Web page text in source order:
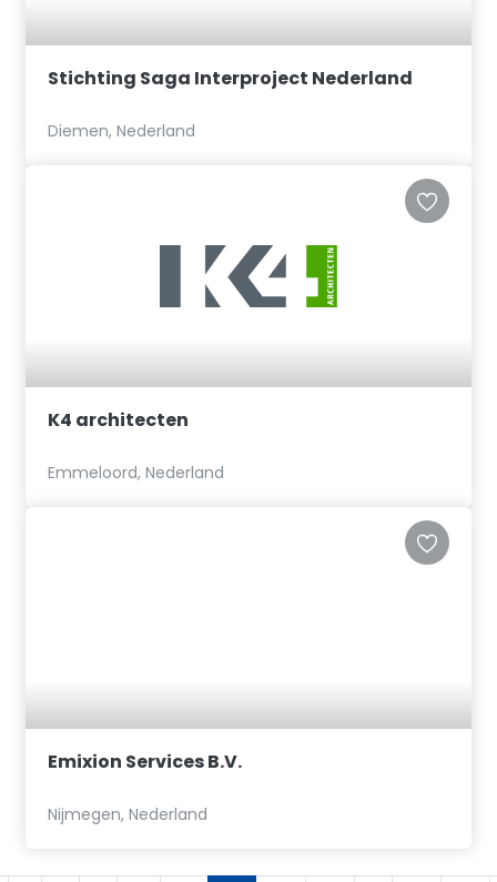
Stichting Saga Interproject Nederland
Diemen, Nederland
K4 architecten
Emmeloord, Nederland
Emixion Services B.V.
Nijmegen, Nederland